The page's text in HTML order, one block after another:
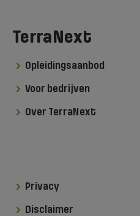
TerraNext
Opleidingsaanbod
Voor bedrijven
Over TerraNext
Privacy
Disclaimer